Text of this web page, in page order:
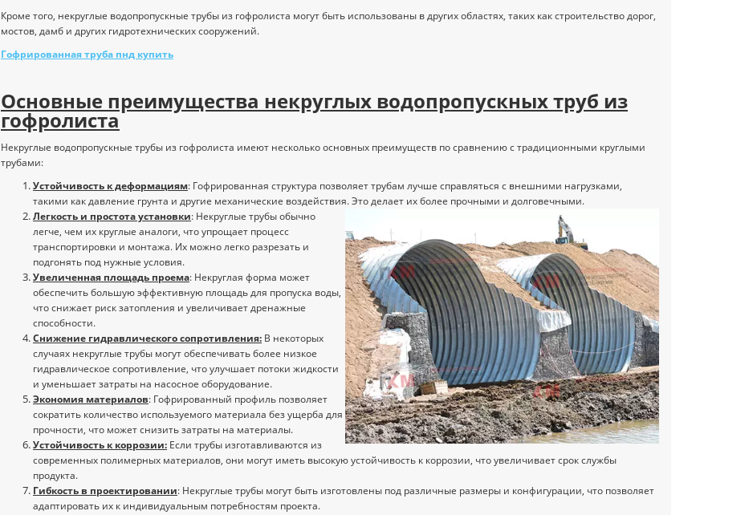
Кроме того, некруглые водопропускные трубы из гофролиста могут быть использованы в других областях, таких как строительство дорог,
мостов, дамб и других гидротехнических сооружений.
Гофрированная труба пнд купить
Основные преимущества некруглых водопропускных труб из
гофролиста
Некруглые водопропускные трубы из гофролиста имеют несколько основных преимуществ по сравнению с традиционными круглыми
трубами:
Устойчивость к деформациям: Гофрированная структура позволяет трубам лучше справляться с внешними нагрузками,
такими как давление грунта и другие механические воздействия. Это делает их более прочными и долговечными.
Легкость и простота установки: Некруглые трубы обычно
легче, чем их круглые аналоги, что упрощает процесс
транспортировки и монтажа. Их можно легко разрезать и
подгонять под нужные условия.
Увеличенная площадь проема: Некруглая форма может
обеспечить большую эффективную площадь для пропуска воды,
что снижает риск затопления и увеличивает дренажные
способности.
Снижение гидравлического сопротивления: В некоторых
случаях некруглые трубы могут обеспечивать более низкое
гидравлическое сопротивление, что улучшает потоки жидкости
и уменьшает затраты на насосное оборудование.
Экономия материалов: Гофрированный профиль позволяет
сократить количество используемого материала без ущерба для
прочности, что может снизить затраты на материалы.
Устойчивость к коррозии: Если трубы изготавливаются из
современных полимерных материалов, они могут иметь высокую устойчивость к коррозии, что увеличивает срок службы
продукта.
Гибкость в проектировании: Некруглые трубы могут быть изготовлены под различные размеры и конфигурации, что позволяет
адаптировать их к индивидуальным потребностям проекта.